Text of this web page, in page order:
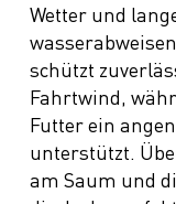
Wetter und
schützt
Fahrtwind,
Futter ein
unterstützt.
am Saum und